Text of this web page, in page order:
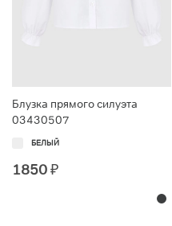
Блузка прямого силуэта
03430507
БЕЛЫЙ
1850₽